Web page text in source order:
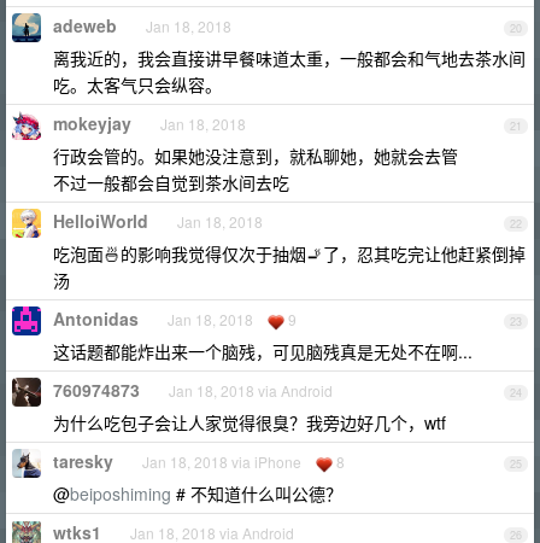
20
adeweb Jan 18, 2018
离我近的，我会直接讲早餐味道太重，一般都会和气地去茶水间
吃。太客气只会纵容。
21
mokeyjay Jan 18, 2018
行政会管的。如果她没注意到，就私聊她，她就会去管
不过一般都会自觉到茶水间去吃
22
HelloiWorld Jan 18, 2018
吃泡面🍜的影响我觉得仅次于抽烟🚬了，忍其吃完让他赶紧倒掉
汤
23
Antonidas Jan 18, 2018 9
这话题都能炸出来一个脑残，可见脑残真是无处不在啊...
24
760974873 Jan 18, 2018 via Android
为什么吃包子会让人家觉得很臭？我旁边好几个，wtf
25
taresky Jan 18, 2018 via iPhone 8
@beiposhiming # 不知道什么叫公德？
26
wtks1 Jan 18, 2018 via Android